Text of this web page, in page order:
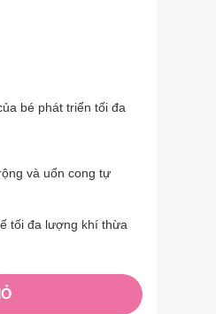
bé phát triển tối đa
và uốn cong tự
tối đa lượng khí thừa